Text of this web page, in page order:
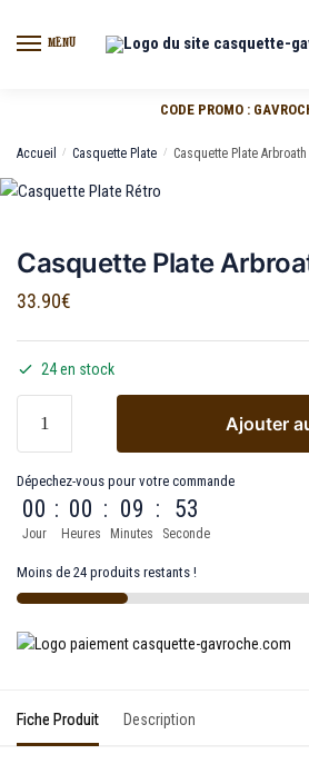
MENU
CODE PROMO :
Accueil / Casquette Plate / Casquette Plate Arbroath
Casquette Plate
33.90€
24 en stock
Ajouter
Dépechez-vous pour votre commande
00
Jour
: 00
Heures
: 09
Minutes
: 53
Seconde
Moins de 24 produits restants !
Fiche Produit Description